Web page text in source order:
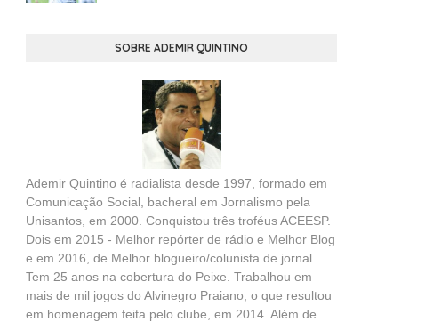
SOBRE ADEMIR QUINTINO
Ademir Quintino é radialista desde 1997, formado em
Comunicação Social, bacheral em Jornalismo pela
Unisantos, em 2000. Conquistou três troféus ACEESP.
Dois em 2015 - Melhor repórter de rádio e Melhor Blog
e em 2016, de Melhor blogueiro/colunista de jornal.
Tem 25 anos na cobertura do Peixe. Trabalhou em
mais de mil jogos do Alvinegro Praiano, o que resultou
em homenagem feita pelo clube, em 2014. Além de